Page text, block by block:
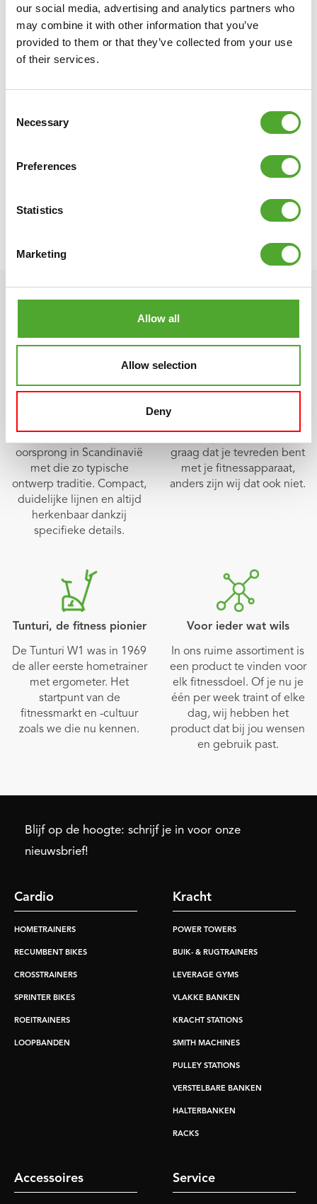
our social media, advertising and analytics partners who
may combine it with other information that you’ve
provided to them or that they’ve collected from your use
of their services.
Selection
Necessary
Preferences
Statistics
Marketing
Allow all
Allow selection
Deny
sporten, ook kinderen. Daarom doneren wij van iedere aankoop
die jij doet een bedrag aanstichting Fitkids. Zo zorgen we er
samen voor dat kinderen met een beperking een sport kunnen
beoefenen.
• Afmetingen: L 56 x B 41 x H 37 cm
• Materiaal: ijzer, metaal, PP
• Batterij: 1 x AAA (inbegrepen)
Scandinavisch design
oorsprong in Scandinavië
met die zo typische
ontwerp traditie. Compact,
duidelijke lijnen en altijd
herkenbaar dankzij
specifieke details.
Meerjarige garantie
graag dat je tevreden bent
met je fitnessapparaat,
anders zijn wij dat ook niet.
Tunturi, de fitness pionier
De Tunturi W1 was in 1969
de aller eerste hometrainer
met ergometer. Het
startpunt van de
fitnessmarkt en -cultuur
zoals we die nu kennen.
Voor ieder wat wils
In ons ruime assortiment is
een product te vinden voor
elk fitnessdoel. Of je nu je
één per week traint of elke
dag, wij hebben het
product dat bij jou wensen
en gebruik past.
Blijf op de hoogte: schrijf je in voor onze
nieuwsbrief!
Cardio
HOMETRAINERS
RECUMBENT BIKES
CROSSTRAINERS
SPRINTER BIKES
ROEITRAINERS
LOOPBANDEN
Kracht
POWER TOWERS
BUIK- & RUGTRAINERS
LEVERAGE GYMS
VLAKKE BANKEN
KRACHT STATIONS
SMITH MACHINES
PULLEY STATIONS
VERSTELBARE BANKEN
HALTERBANKEN
RACKS
Accessoires Service